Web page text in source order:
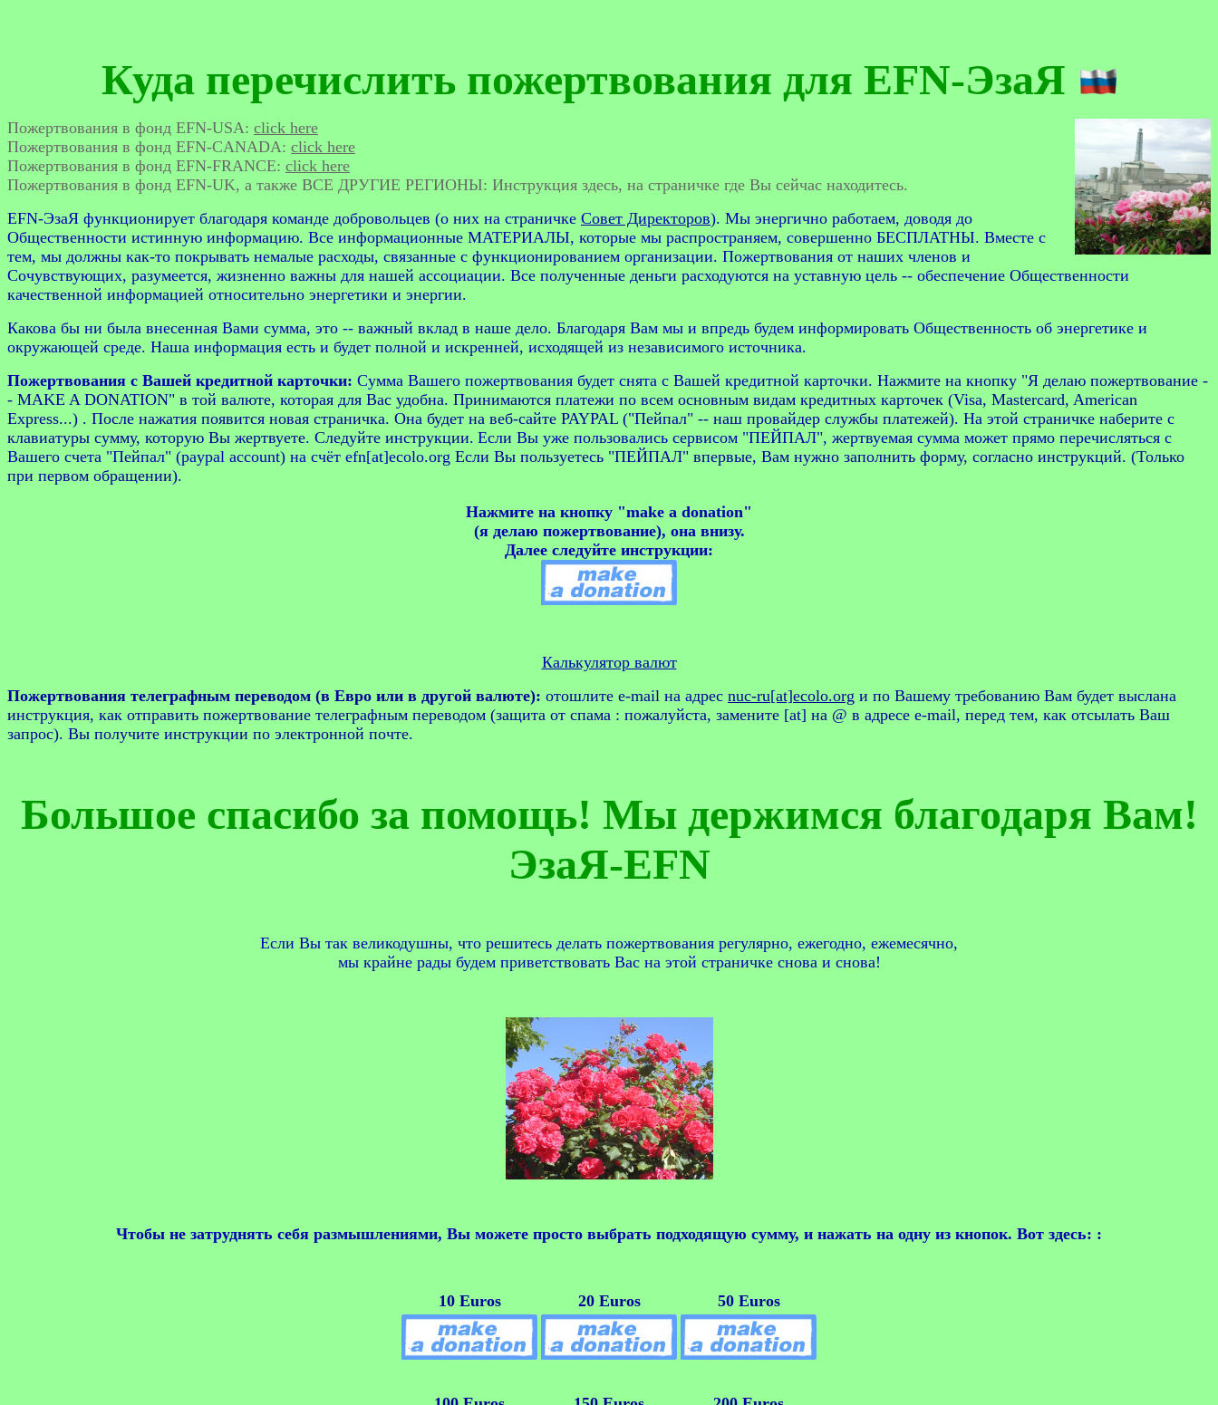
Куда перечислить пожертвования для EFN-ЭзаЯ
Пожертвования в фонд EFN-USA: click here
Пожертвования в фонд EFN-CANADA: click here
Пожертвования в фонд EFN-FRANCE: click here
Пожертвования в фонд EFN-UK, а также ВСЕ ДРУГИЕ РЕГИОНЫ: Инструкция здесь, на страничке где Вы сейчас находитесь.
EFN-ЭзаЯ функционирует благодаря команде добровольцев (о них на страничке Совет Директоров). Мы энергично работаем, доводя до
Общественности истинную информацию. Все информационные МАТЕРИАЛЫ, которые мы распространяем, совершенно БЕСПЛАТНЫ. Вместе с
тем, мы должны как-то покрывать немалые расходы, связанные с функционированием организации. Пожертвования от наших членов и
Сочувствующих, разумеется, жизненно важны для нашей ассоциации. Все полученные деньги расходуются на уставную цель -- обеспечение Общественности
качественной информацией относительно энергетики и энергии.
Какова бы ни была внесенная Вами сумма, это -- важный вклад в наше дело. Благодаря Вам мы и впредь будем информировать Общественность об энергетике и
окружающей среде. Наша информация есть и будет полной и искренней, исходящей из независимого источника.
Пожертвования с Вашей кредитной карточки: Сумма Вашего пожертвования будет снята с Вашей кредитной карточки. Нажмите на кнопку "Я делаю пожертвование -
- MAKE A DONATION" в той валюте, которая для Вас удобна. Принимаются платежи по всем основным видам кредитных карточек (Visa, Mastercard, American
Express...) . После нажатия появится новая страничка. Она будет на веб-сайте PAYPAL ("Пейпал" -- наш провайдер службы платежей). На этой страничке наберите с
клавиатуры сумму, которую Вы жертвуете. Следуйте инструкции. Если Вы уже пользовались сервисом "ПЕЙПАЛ", жертвуемая сумма может прямо перечисляться с
Вашего счета "Пейпал" (paypal account) на счёт efn[at]ecolo.org Если Вы пользуетесь "ПЕЙПАЛ" впервые, Вам нужно заполнить форму, согласно инструкций. (Только
при первом обращении).
Нажмите на кнопку "make a donation"
(я делаю пожертвование), она внизу.
Далее следуйте инструкции:
Калькулятор валют
Пожертвования телеграфным переводом (в Евро или в другой валюте): отошлите e-mail на адрес nuc-ru[at]ecolo.org и по Вашему требованию Вам будет выслана
инструкция, как отправить пожертвование телеграфным переводом (защита от спама : пожалуйста, замените [at] на @ в адресе e-mail, перед тем, как отсылать Ваш
запрос). Вы получите инструкции по электронной почте.
Большое спасибо за помощь! Мы держимся благодаря Вам!
ЭзаЯ-EFN
Если Вы так великодушны, что решитесь делать пожертвования регулярно, ежегодно, ежемесячно,
мы крайне рады будем приветствовать Вас на этой страничке снова и снова!
Чтобы не затруднять себя размышлениями, Вы можете просто выбрать подходящую сумму, и нажать на одну из кнопок. Вот здесь: :
10 Euros 20 Euros 50 Euros